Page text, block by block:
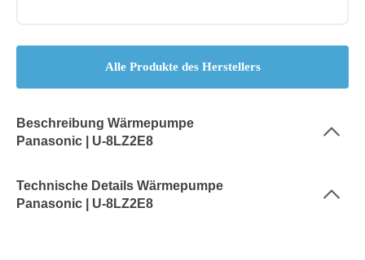
Alle Produkte des Herstellers
Beschreibung Wärmepumpe
Panasonic | U-8LZ2E8
Technische Details Wärmepumpe
Panasonic | U-8LZ2E8